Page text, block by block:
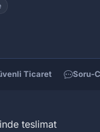
Ticaret Soru-
teslimat